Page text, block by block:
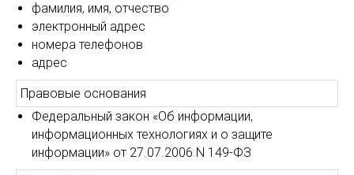
фамилия, имя, отчество
электронный адрес
номера телефонов
адрес
Правовые основания
Федеральный закон «Об информации,
информационных технологиях и о защите
информации» от 27.07.2006 N 149-ФЗ